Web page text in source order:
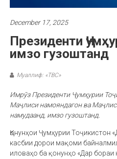
December 17, 2025
Президенти
имзо гузоштанд
Муаллиф: «ТВС»
Имрӯз Президенти Ҷумҳурии
Маҷлиси намояндагон ва
намудаанд, имзо гузоштанд.
Қонунҳои Ҷумҳурии Тоҷикистон
касбии дорои мақоми
иловаҳо ба қонунҳо «Дар бораи